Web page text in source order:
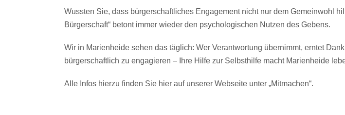
Wussten Sie, dass bürgerschaftliches Engagement nicht nur dem Gemeinwohl
Bürgerschaft“ betont immer wieder den psychologischen Nutzen des Gebens.
Wir in Marienheide sehen das täglich: Wer Verantwortung übernimmt, erntet
bürgerschaftlich zu engagieren – Ihre Hilfe zur Selbsthilfe macht Marienheide
Alle Infos hierzu finden Sie hier auf unserer Webseite unter „Mitmachen“.